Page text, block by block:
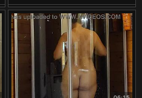
כוס
ציצים סרטוני רטובים